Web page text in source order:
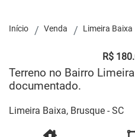
Início Venda Limeira Baixa
R$
Terreno no Bairro
documentado.
Limeira Baixa, Brusque - SC